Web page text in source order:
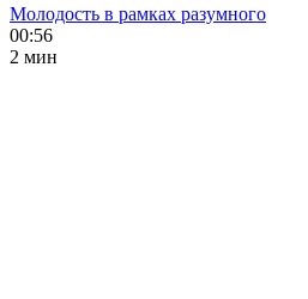
Молодость в рамках разумного
00:56
2 мин